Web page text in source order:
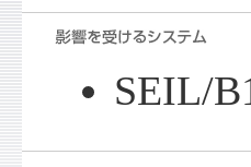
SEIL/